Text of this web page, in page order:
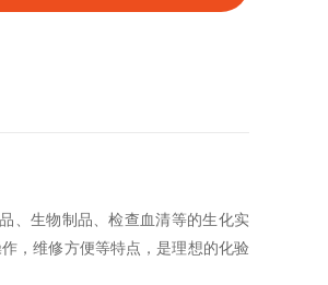
、生物制品、检查血清等的生化实
，维修方便等特点，是理想的化验